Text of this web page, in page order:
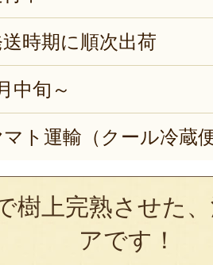
時期に順次出荷
中旬～
マト運輸（クール冷蔵
樹上完熟させた
アです！